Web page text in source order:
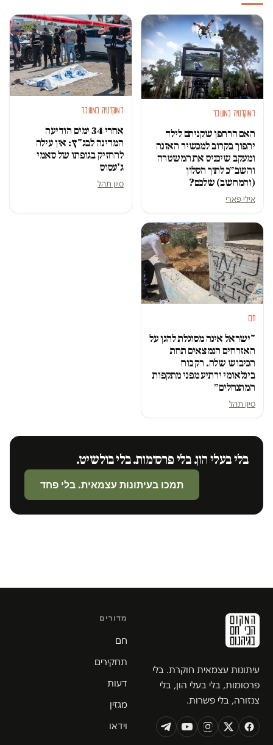
דמוקרטיה במשבר
האם הרחפן שקניתם לילד
יהפוך בקרוב למכשיר האזנה
ומעקב שיכניס את המשטרה
והשב״כ לתוך הסלון
(והמחשב) שלכם?
אילי פארי
דמוקרטיה במשבר
אחרי 34 ימים הודיעה
המדינה לבג"ץ: אין עילה
להחזיק בגופתו של סאמי
ג'עסוס
סיון תהל
חם
"ישראל אינה מסוגלת להגן על
האזרחים הנמצאים תחת
הכיבוש שלה. רק כוח
בינלאומי ירתיע מפני מתקפות
המתנחלים״
סיון תהל
בלי בעלי הון. בלי פרסומות. בלי בולשיט.
תמכו בעיתונות עצמאית. בלי פחד
עיתונות עצמאית חוקרת. בלי
פרסומות, בלי בעלי הון, בלי
צנזורה, בלי פשרות.
מדורים
חם
תחקירים
דעות
מגזין
וידאו